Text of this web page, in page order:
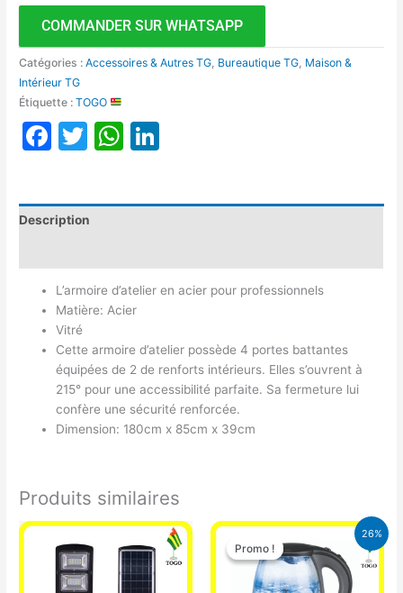
COMMANDER SUR WHATSAPP
Catégories :Accessoires & Autres TG Bureautique TG Maison &
Intérieur TG
Étiquette :TOGO
Facebook
TwitterWhatsApp
Description
L’armoire d’atelier en acier pour professionnels
Matière: Acier
Vitré
Cette armoire d’atelier possède 4 portes battantes
équipées de 2 de renforts intérieurs. Elles s’ouvrent à
215° pour une accessibilité parfaite. Sa fermeture lui
confère une sécurité renforcée.
Dimension: 180cm x 85cm x 39cm
Produits similaires
26%
Promo !
Promo !
Le
prix
initial
16.900 CFA.
Le
prix
actuel
est :
12.500 CFA.